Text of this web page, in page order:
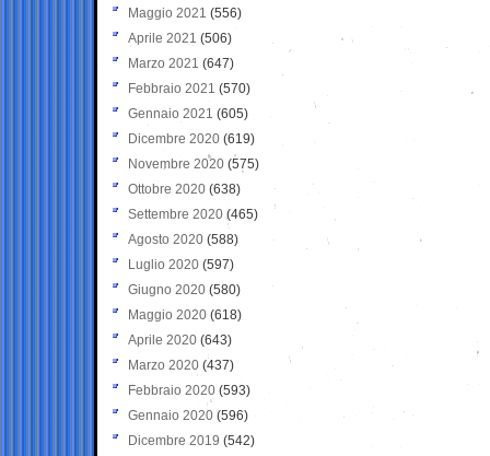
Maggio 2021 (556)
Aprile 2021 (506)
Marzo 2021 (647)
Febbraio 2021 (570)
Gennaio 2021 (605)
Dicembre 2020 (619)
Novembre 2020 (575)
Ottobre 2020 (638)
Settembre 2020(465)
Agosto 2020 (588)
Luglio 2020 (597)
Giugno 2020 (580)
Maggio 2020 (618)
Aprile 2020 (643)
Marzo 2020 (437)
Febbraio 2020 (593)
Gennaio 2020 (596)
Dicembre 2019 (542)